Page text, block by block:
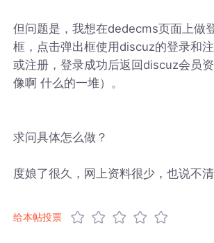
但问题是，我想在dedecms页面上做
框，点击弹出框使用discuz的登录和
或注册，登录成功后返回discuz会员
像啊 什么的一堆）。
求问具体怎么做？
度娘了很久，网上资料很少，也说不清
给本帖投票